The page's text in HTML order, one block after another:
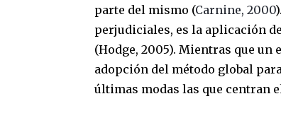
parte del mismo (Carnine, 2000
perjudiciales, es la aplicación
(Hodge, 2005). Mientras que un
adopción del método global
últimas modas las que centran